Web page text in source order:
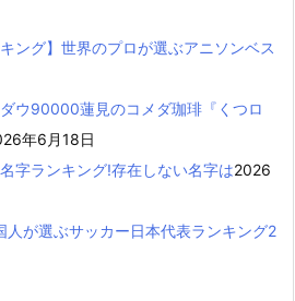
ング】世界のプロが選ぶアニソンベス
ダウ90000蓮見のコメダ珈琲『くつロ
年6月18日
字ランキング!存在しない名字は2026
人が選ぶサッカー日本代表ランキング2